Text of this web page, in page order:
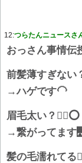
12:つらたんニュースさ
おっさん事情伝
前髪薄すぎない
→ハゲです🦲
眉毛太い？🙆‍♂⭕
→繋がってます
髪の毛濡れてる